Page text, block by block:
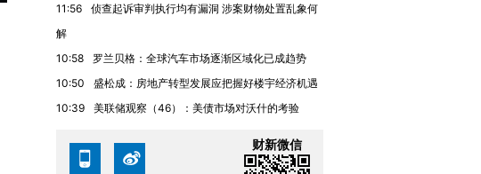
11:56
侦查起诉审判执行均有漏洞 涉案财物处置乱象何
解
10:58
罗兰贝格：全球汽车市场逐渐区域化已成趋势
10:50
盛松成：房地产转型发展应把握好楼宇经济机遇
10:39
美联储观察（46）：美债市场对沃什的考验
财新微信